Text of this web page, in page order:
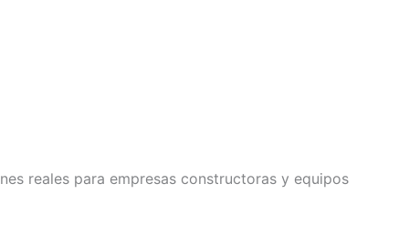
reales para empresas constructoras y equipos